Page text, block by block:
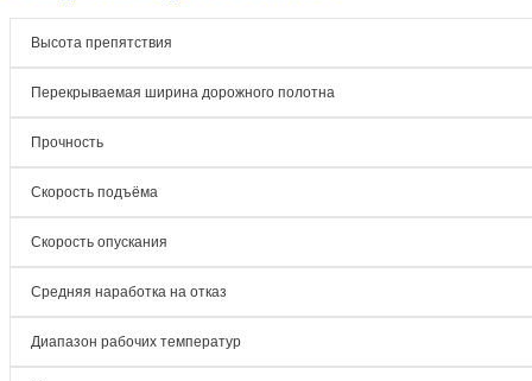
Высота препятствия
Перекрываемая ширина дорожного полотна
Прочность
Скорость подъёма
Скорость опускания
Средняя наработка на отказ
Диапазон рабочих температур